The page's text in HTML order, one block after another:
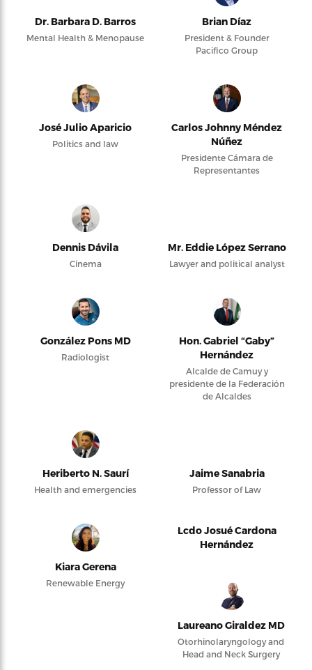
Dr. Barbara D. Barros
Mental Health & Menopause
Brian Díaz
President & Founder
Pacifico Group
José Julio Aparicio
Politics and law
Carlos Johnny Méndez
Núñez
Presidente Cámara de
Representantes
Dennis Dávila
Cinema
Mr. Eddie López Serrano
Lawyer and political analyst
González Pons MD
Radiologist
Hon. Gabriel “Gaby”
Hernández
Alcalde de Camuy y
presidente de la Federación
de Alcaldes
Heriberto N. Saurí
Health and emergencies
Jaime Sanabria
Professor of Law
Kiara Gerena
Renewable Energy
Lcdo Josué Cardona
Hernández
Laureano Giraldez MD
Otorhinolaryngology and
Head and Neck Surgery